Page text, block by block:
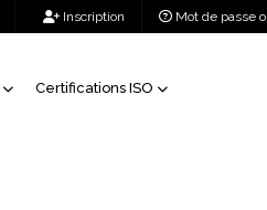
Inscription Mot de passe
Certifications ISO